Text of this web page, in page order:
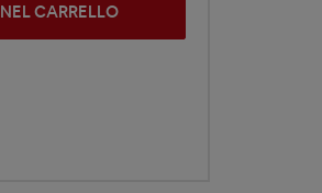
NEL CARRELLO